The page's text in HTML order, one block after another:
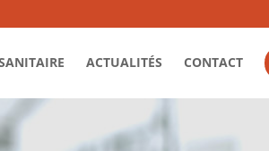
ACTUALITÉS CONTACT